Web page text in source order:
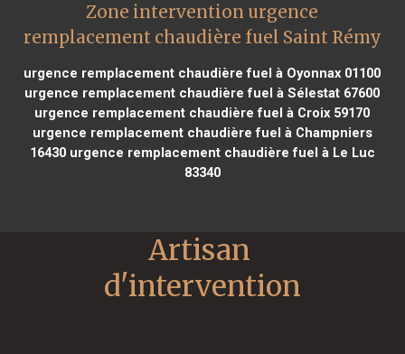
Zone intervention urgence
remplacement chaudière fuel Saint Rémy
urgence remplacement chaudière fuel à Oyonnax 01100
urgence remplacement chaudière fuel à Sélestat 67600
urgence remplacement chaudière fuel à Croix 59170
urgence remplacement chaudière fuel à Champniers
16430urgence remplacement chaudière fuel à Le Luc
83340
Artisan
d'intervention